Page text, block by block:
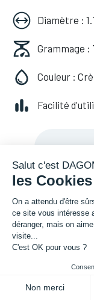
Diamètre :
Grammage :
Couleur :
Facilité
Couleurs de filament
Salut c'est
les
On a attendu d'être
ce site vous intéresse
déranger, mais on
visite...
C'est OK pour vous ?
Non merci